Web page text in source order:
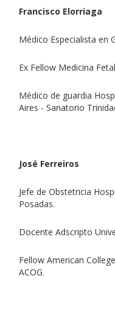
Francisco Elorriaga
Médico Especialista en
Ex Fellow Medicina
Médico de guardia
Aires - Sanatorio
José Ferreiros
Jefe de Obstetricia
Posadas.
Docente Adscripto
Fellow American
ACOG.